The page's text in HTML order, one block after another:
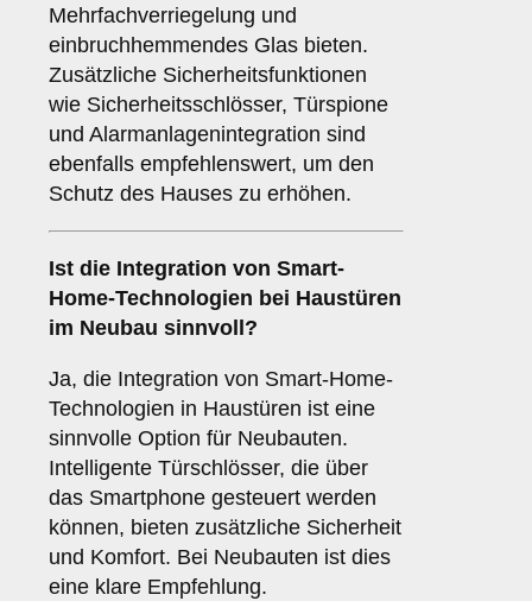
Mehrfachverriegelung und
einbruchhemmendes Glas bieten.
Zusätzliche Sicherheitsfunktionen
wie Sicherheitsschlösser, Türspione
und Alarmanlagenintegration sind
ebenfalls empfehlenswert, um den
Schutz des Hauses zu erhöhen.
Ist die Integration von Smart-
Home-Technologien bei Haustüren
im Neubau sinnvoll?
Ja, die Integration von Smart-Home-
Technologien in Haustüren ist eine
sinnvolle Option für Neubauten.
Intelligente Türschlösser, die über
das Smartphone gesteuert werden
können, bieten zusätzliche Sicherheit
und Komfort. Bei Neubauten ist dies
eine klare Empfehlung.